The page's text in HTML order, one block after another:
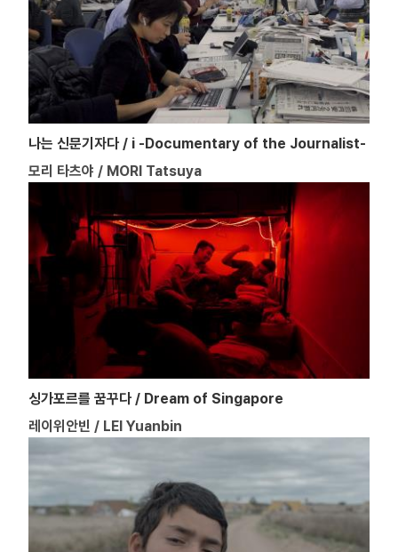
나는 신문기자다 / i -Documentary of the Journalist-
모리 타츠야 / MORI Tatsuya
싱가포르를 꿈꾸다 / Dream of Singapore
레이위안빈 / LEI Yuanbin